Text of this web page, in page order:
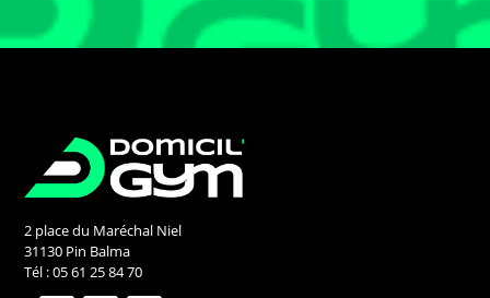
2 place du Maréchal Niel
31130 Pin Balma
Tél : 05 61 25 84 70